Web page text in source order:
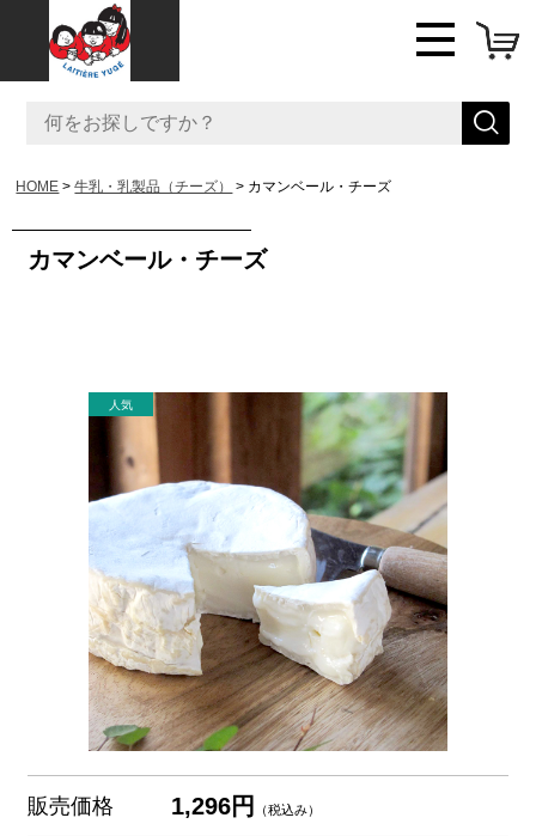
HOME 牛乳・乳製品（チーズ） カマンベール・チーズ
カマンベール・チーズ
販売価格 1,296円 （税込み）